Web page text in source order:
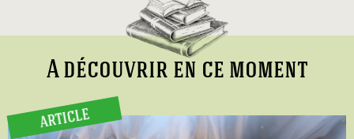
A découvrir en ce moment
ARTICLE